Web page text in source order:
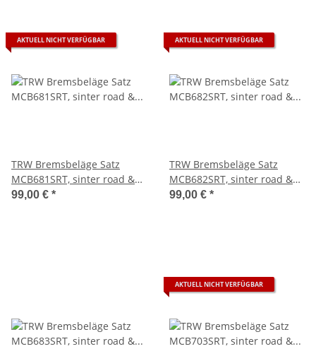
AKTUELL NICHT VERFÜGBAR
TRW Bremsbeläge Satz
MCB681SRT, sinter road &
track, mit ABE - aktuell
99,00 € *
AKTUELL NICHT VERFÜGBAR
TRW Bremsbeläge Satz
MCB682SRT, sinter road &
track, mit ABE - aktuell
99,00 € *
AKTUELL NICHT VERFÜGBAR